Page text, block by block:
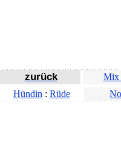
zurück Mix
Hündin : Rüde